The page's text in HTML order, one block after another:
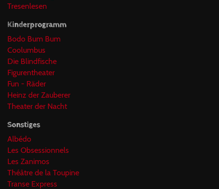
Tresenlesen
Kinderprogramm
Bodo Bum Bum
Coolumbus
Die Blindfische
Figurentheater
Fun - Räder
Heinz der Zauberer
Theater der Nacht
Sonstiges
Albédo
Les Obsessionnels
Les Zanimos
Théâtre de la Toupine
Transe Express